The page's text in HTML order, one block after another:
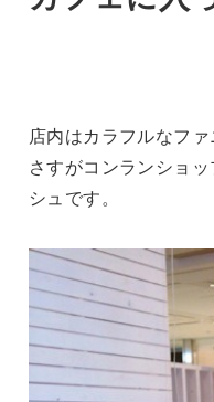
店内はカラフルなファ
さすがコンランショ
シュです。